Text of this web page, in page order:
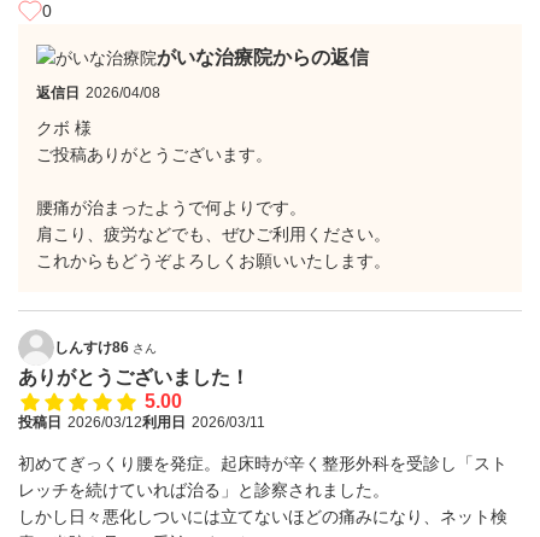
0
がいな治療院からの返信
返信日 2026/04/08
クボ 様
ご投稿ありがとうございます。
腰痛が治まったようで何よりです。
肩こり、疲労などでも、ぜひご利用ください。
これからもどうぞよろしくお願いいたします。
しんすけ86 さん
ありがとうございました！
5.00
投稿日 2026/03/12利用日 2026/03/11
初めてぎっくり腰を発症。起床時が辛く整形外科を受診し「スト
レッチを続けていれば治る」と診察されました。
しかし日々悪化しついには立てないほどの痛みになり、ネット検